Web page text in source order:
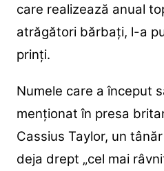
care realizează anual
atrăgători bărbați, l-a
prinți.
Numele care a început
menționat în presa
Cassius Taylor, un
deja drept „cel mai